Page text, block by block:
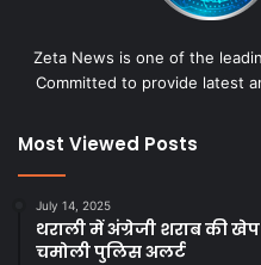
Zeta News is one of the
Committed to provide latest
Most Viewed Posts
July 14, 2025
थराली में अंग्रेजी शराब की
चमोली पुलिस अलर्ट